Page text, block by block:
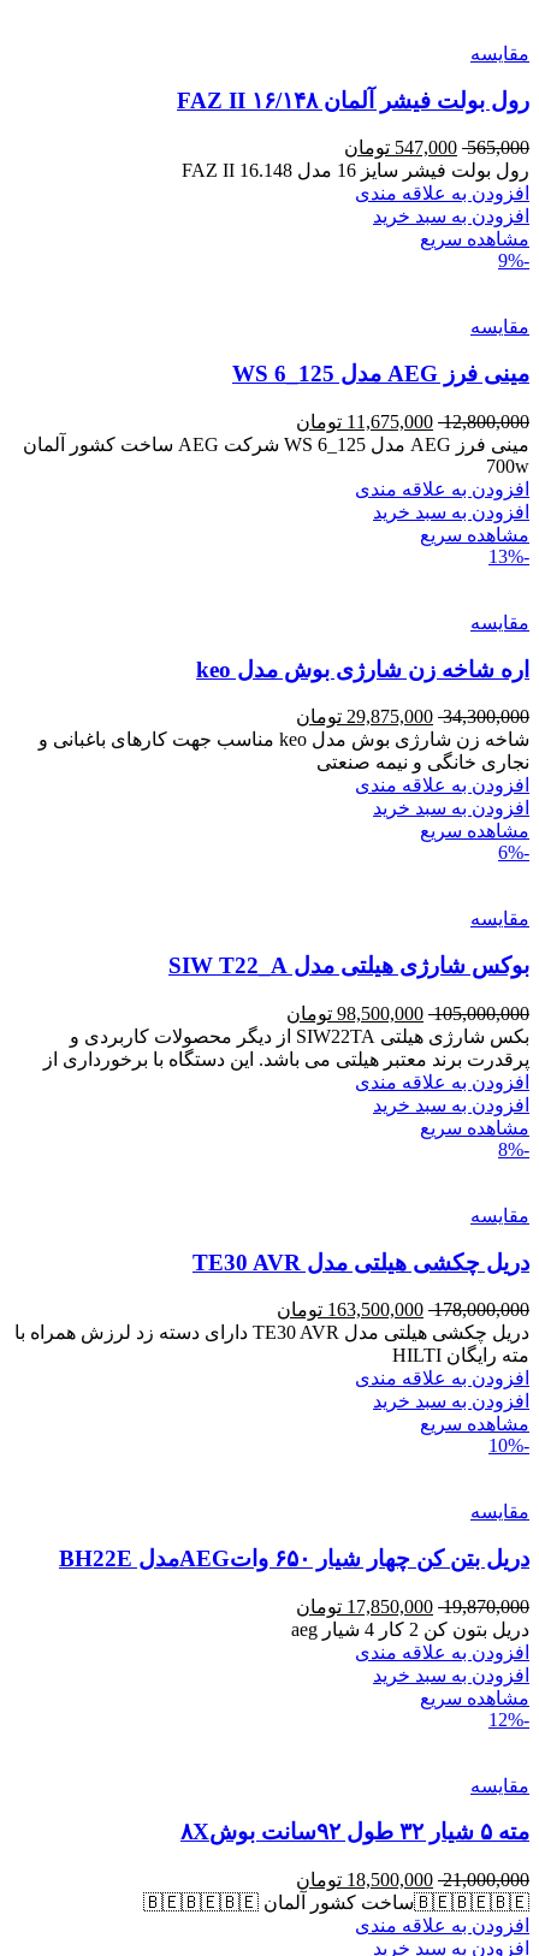
مقایسه
رول بولت فیشر آلمان ۱۶/۱۴۸ FAZ II
565,000
547,000 تومان
رول بولت فیشر سایز 16 مدل FAZ II 16.148
افزودن به علاقه مندی
افزودن به سبد خرید
مشاهده سریع
-9%
مقایسه
مینی فرز AEG مدل WS 6_125
12,800,000
11,675,000 تومان
مینی فرز AEG مدل WS 6_125 شرکت AEG ساخت کشور آلمان
700w
افزودن به علاقه مندی
افزودن به سبد خرید
مشاهده سریع
-13%
مقایسه
اره شاخه زن شارژی بوش مدل keo
34,300,000
29,875,000 تومان
شاخه زن شارژی بوش مدل keo مناسب جهت کارهای باغبانی و
نجاری خانگی و نیمه صنعتی
افزودن به علاقه مندی
افزودن به سبد خرید
مشاهده سریع
-6%
مقایسه
بوکس شارژی هیلتی مدل SIW T22_A
105,000,000
98,500,000 تومان
بکس شارژی هیلتی SIW22TA از دیگر محصولات کاربردی و
پرقدرت برند معتبر هیلتی می باشد. این دستگاه با برخورداری از
افزودن به علاقه مندی
افزودن به سبد خرید
مشاهده سریع
-8%
مقایسه
دریل چکشی هیلتی مدل TE30 AVR
178,000,000
163,500,000 تومان
دریل چکشی هیلتی مدل TE30 AVR دارای دسته زد لرزش همراه با
مته رایگان HILTI
افزودن به علاقه مندی
افزودن به سبد خرید
مشاهده سریع
-10%
مقایسه
دریل بتن کن چهار شیار ۶۵۰ واتAEGمدل BH22E
19,870,000
17,850,000 تومان
دریل بتون کن 2 کار 4 شیار aeg
افزودن به علاقه مندی
افزودن به سبد خرید
مشاهده سریع
-12%
مقایسه
مته ۵ شیار ۳۲ طول ۹۲سانت بوش۸X
21,000,000
18,500,000 تومان
🇧🇪🇧🇪🇧🇪ساخت کشور آلمان 🇧🇪🇧🇪🇧🇪
افزودن به علاقه مندی
افزودن به سبد خرید